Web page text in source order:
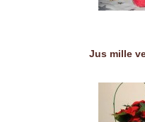
Jus mille